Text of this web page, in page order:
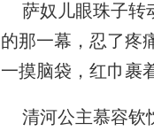
萨奴儿眼珠子转
的那一幕，忍了疼
一摸脑袋，红巾
清河公主慕容钦